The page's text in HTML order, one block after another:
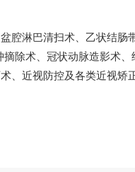
淋巴清扫术、乙状结
术、冠状动脉造影术
、近视防控及各类近视